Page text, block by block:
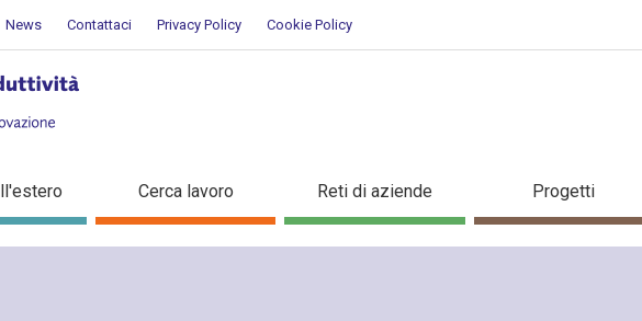
News Contattaci Privacy Policy Cookie Policy
Cerca lavoro Reti di aziende Progetti